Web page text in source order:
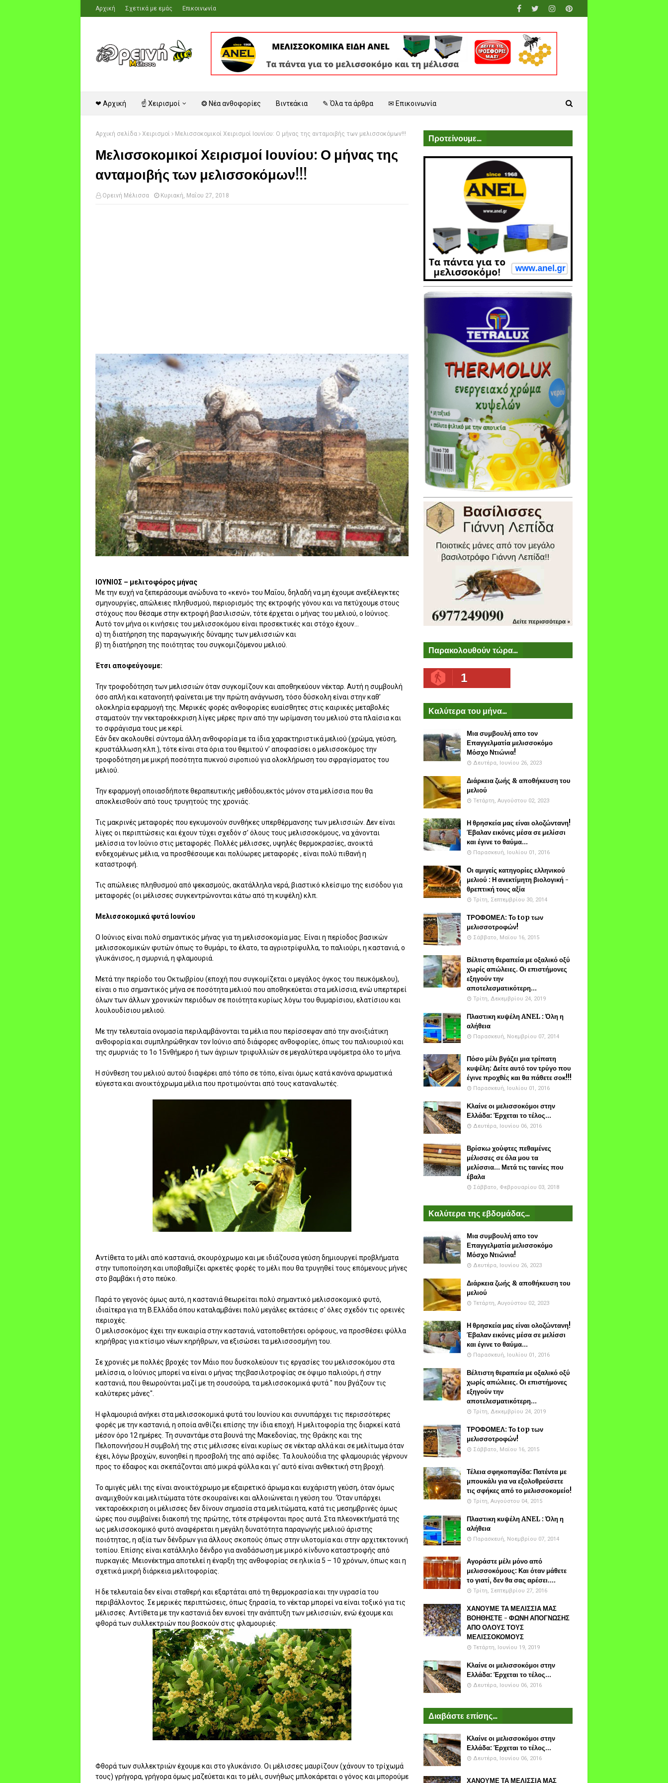
Αρχική Σχετικά με εμάς Επικοινωνία
❤ Αρχική ☝ Χειρισμοί ❂ Νέα ανθοφορίες Βιντεάκια ✎ Όλα τα άρθρα ✉ Επικοινωνία
Αρχική σελίδα Χειρισμοί Μελισσοκομικοί Χειρισμοί Ιουνίου: Ο μήνας της ανταμοιβής των μελισσοκόμων!!!
Μελισσοκομικοί Χειρισμοί Ιουνίου: Ο μήνας της
ανταμοιβής των μελισσοκόμων!!!
Ορεινή Μέλισσα Κυριακή, Μαΐου 27, 2018
ΙΟΥΝΙΟΣ – μελιτοφόρος μήνας
Με την ευχή να ξεπεράσουμε ανώδυνα το «κενό» του Μαΐου, δηλαδή να μη έχουμε ανεξέλεγκτες
σμηνουργίες, απώλειες πληθυσμού, περιορισμός της εκτροφής γόνου και να πετύχουμε στους
στόχους που θέσαμε στην εκτροφή βασιλισσών, τότε έρχεται ο μήνας του μελιού, ο Ιούνιος.
Αυτό τον μήνα οι κινήσεις του μελισσοκόμου είναι προσεκτικές και στόχο έχουν...
α) τη διατήρηση της παραγωγικής δύναμης των μελισσιών και
β) τη διατήρηση της ποιότητας του συγκομιζόμενου μελιού.
Έτσι αποφεύγουμε:
Την τροφοδότηση των μελισσιών όταν συγκομίζουν και αποθηκεύουν νέκταρ. Αυτή η συμβουλή
όσο απλή και κατανοητή φαίνεται με την πρώτη ανάγνωση, τόσο δύσκολη είναι στην καθ’
ολοκληρία εφαρμογή της. Μερικές φορές ανθοφορίες ευαίσθητες στις καιρικές μεταβολές
σταματούν την νεκταροέκκριση λίγες μέρες πριν από την ωρίμανση του μελιού στα πλαίσια και
το σφράγισμα τους με κερί.
Εάν δεν ακολουθεί σύντομα άλλη ανθοφορία με τα ίδια χαρακτηριστικά μελιού (χρώμα, γεύση,
κρυστάλλωση κλπ.), τότε είναι στα όρια του θεμιτού ν’ αποφασίσει ο μελισσοκόμος την
τροφοδότηση με μικρή ποσότητα πυκνού σιροπιού για ολοκλήρωση του σφραγίσματος του
μελιού.
Την εφαρμογή οποιασδήποτε θεραπευτικής μεθόδου,εκτός μόνον στα μελίσσια που θα
αποκλεισθούν από τους τρυγητούς της χρονιάς.
Τις μακρινές μεταφορές που εγκυμονούν συνθήκες υπερθέρμανσης των μελισσιών. Δεν είναι
λίγες οι περιπτώσεις και έχουν τύχει σχεδόν σ’ όλους τους μελισσοκόμους, να χάνονται
μελίσσια τον Ιούνιο στις μεταφορές. Πολλές μέλισσες, υψηλές θερμοκρασίες, ανοικτά
ενδεχομένως μέλια, να προσθέσουμε και πολύωρες μεταφορές , είναι πολύ πιθανή η
καταστροφή.
Τις απώλειες πληθυσμού από ψεκασμούς, ακατάλληλα νερά, βιαστικό κλείσιμο της εισόδου για
μεταφορές (οι μέλισσες συγκεντρώνονται κάτω από τη κυψέλη) κλπ.
Μελισσοκομικά φυτά Ιουνίου
Ο Ιούνιος είναι πολύ σημαντικός μήνας για τη μελισσοκομία μας. Είναι η περίοδος βασικών
μελισσοκομικών φυτών όπως το θυμάρι, το έλατο, τα αγριοτρίφυλλα, το παλιούρι, η καστανιά, ο
γλυκάνισος, η σμυρνιά, η φλαμουριά.
Μετά την περίοδο του Οκτωβρίου (εποχή που συγκομίζεται ο μεγάλος όγκος του πευκόμελου),
είναι ο πιο σημαντικός μήνα σε ποσότητα μελιού που αποθηκεύεται στα μελίσσια, ενώ υπερτερεί
όλων των άλλων χρονικών περιόδων σε ποιότητα κυρίως λόγω του θυμαρίσιου, ελατίσιου και
λουλουδίσιου μελιού.
Με την τελευταία ονομασία περιλαμβάνονται τα μέλια που περίσσεψαν από την ανοιξιάτικη
ανθοφορία και συμπληρώθηκαν τον Ιούνιο από διάφορες ανθοφορίες, όπως του παλιουριού και
της σμυρνιάς το 1ο 15νθήμερο ή των άγριων τριφυλλιών σε μεγαλύτερα υψόμετρα όλο το μήνα.
Η σύνθεση του μελιού αυτού διαφέρει από τόπο σε τόπο, είναι όμως κατά κανόνα αρωματικά
εύγεστα και ανοικτόχρωμα μέλια που προτιμούνται από τους καταναλωτές.
Αντίθετα το μέλι από καστανιά, σκουρόχρωμο και με ιδιάζουσα γεύση δημιουργεί προβλήματα
στην τυποποίηση και υποβαθμίζει αρκετές φορές το μέλι που θα τρυγηθεί τους επόμενους μήνες
στο βαμβάκι ή στο πεύκο.
Παρά το γεγονός όμως αυτό, η καστανιά θεωρείται πολύ σημαντικό μελισσοκομικό φυτό,
ιδιαίτερα για τη Β.Ελλάδα όπου καταλαμβάνει πολύ μεγάλες εκτάσεις σ' όλες σχεδόν τις ορεινές
περιοχές.
Ο μελισσοκόμος έχει την ευκαιρία στην καστανιά, νατοποθετήσει ορόφους, να προσθέσει φύλλα
κηρήθρας για κτίσιμο νέων κηρήθρων, να εξισώσει τα μελισσοσμήνη του.
Σε χρονιές με πολλές βροχές τον Μάιο που δυσκολεύουν τις εργασίες του μελισσοκόμου στα
μελίσσια, ο Ιούνιος μπορεί να είναι ο μήνας τηςβασιλοτροφίας σε όψιμο παλιούρι, ή στην
καστανιά, που θεωρούνται μαζί με τη σουσούρα, τα μελισσοκομικά φυτά " που βγάζουν τις
καλύτερες μάνες".
Η φλαμουριά ανήκει στα μελισσοκομικά φυτά του Ιουνίου και συνυπάρχει τις περισσότερες
φορές με την καστανιά, η οποία ανθίζει επίσης την ίδια εποχή. Η μελιτοφορία της διαρκεί κατά
μέσον όρο 12 ημέρες. Τη συναντάμε στα βουνά της Μακεδονίας, της Θράκης και της
Πελοποννήσου.Η συμβολή της στις μέλισσες είναι κυρίως σε νέκταρ αλλά και σε μελίτωμα όταν
έχει, λόγω βροχών, ευνοηθεί η προσβολή της από αφίδες. Τα λουλούδια της φλαμουριάς γέρνουν
προς το έδαφος και σκεπάζονται από μικρά φύλλα και γι’ αυτό είναι ανθεκτική στη βροχή.
Το αμιγές μέλι της είναι ανοικτόχρωμο με εξαιρετικό άρωμα και ευχάριστη γεύση, όταν όμως
αναμιχθούν και μελιτώματα τότε σκουραίνει και αλλοιώνεται η γεύση του. ‘Όταν υπάρχει
νεκταροέκκριση οι μέλισσες δεν δίνουν σημασία στα μελιτώματα, κατά τις μεσημβρινές όμως
ώρες που συμβαίνει διακοπή της πρώτης, τότε στρέφονται προς αυτά. Στα πλεονεκτήματά της
ως μελισσοκομικό φυτό αναφέρεται η μεγάλη δυνατότητα παραγωγής μελιού άριστης
ποιότητας, η αξία των δένδρων για άλλους σκοπούς όπως στην υλοτομία και στην αρχιτεκτονική
τοπίου. Επίσης είναι κατάλληλο δένδρο για αναδάσωση με μικρό κίνδυνο καταστροφής από
πυρκαγιές. Μειονέκτημα αποτελεί η έναρξη της ανθοφορίας σε ηλικία 5 – 10 χρόνων, όπως και η
σχετικά μικρή διάρκεια μελιτοφορίας.
Η δε τελευταία δεν είναι σταθερή και εξαρτάται από τη θερμοκρασία και την υγρασία του
περιβάλλοντος. Σε μερικές περιπτώσεις, όπως ξηρασία, το νέκταρ μπορεί να είναι τοξικό για τις
μέλισσες. Αντίθετα με την καστανιά δεν ευνοεί την ανάπτυξη των μελισσιών, ενώ έχουμε και
φθορά των συλλεκτριών που βοσκούν στις φλαμουριές.
Φθορά των συλλεκτριών έχουμε και στο γλυκάνισο. Οι μέλισσες μαυρίζουν (χάνουν το τρίχωμά
τους) γρήγορα, γρήγορα όμως μαζεύεται και το μέλι, συνήθως μπλοκάρεται ο γόνος και μπορούμε
Προτείνουμε...
Παρακολουθούν τώρα...
1
Καλύτερα του μήνα...
Μια συμβουλή απο τον
Επαγγελματία μελισσοκόμο
Μόσχο Ντιώνια!
Δευτέρα, Ιουνίου 26, 2023
Διάρκεια ζωής & αποθήκευση του
μελιού
Τετάρτη, Αυγούστου 02, 2023
Η θρησκεία μας είναι ολοζώντανη!
Έβαλαν εικόνες μέσα σε μελίσσι
και έγινε το θαύμα...
Παρασκευή, Ιουλίου 01, 2016
Οι αμιγείς κατηγορίες ελληνικού
μελιού : Η ανεκτίμητη βιολογική -
θρεπτική τους αξία
Τρίτη, Σεπτεμβρίου 30, 2014
ΤΡΟΦΟΜΕΛ: Το top των
μελισσοτροφών!
Σάββατο, Μαΐου 16, 2015
Βέλτιστη θεραπεία με οξαλικό οξύ
χωρίς απώλειες. Οι επιστήμονες
εξηγούν την
αποτελεσματικότερη...
Τρίτη, Δεκεμβρίου 24, 2019
Πλαστικη κυψέλη ANEL : Όλη η
αλήθεια
Παρασκευή, Νοεμβρίου 07, 2014
Πόσο μέλι βγάζει μια τρίπατη
κυψέλη: Δείτε αυτό τον τρύγο που
έγινε προχθές και θα πάθετε σοκ!!!
Παρασκευή, Ιουλίου 01, 2016
Κλαίνε οι μελισσοκόμοι στην
Ελλάδα: Έρχεται το τέλος...
Δευτέρα, Ιουνίου 06, 2016
Βρίσκω χούφτες πεθαμένες
μέλισσες σε όλα μου τα
μελίσσια... Μετά τις ταινίες που
έβαλα
Σάββατο, Φεβρουαρίου 03, 2018
Καλύτερα της εβδομάδας...
Μια συμβουλή απο τον
Επαγγελματία μελισσοκόμο
Μόσχο Ντιώνια!
Δευτέρα, Ιουνίου 26, 2023
Διάρκεια ζωής & αποθήκευση του
μελιού
Τετάρτη, Αυγούστου 02, 2023
Η θρησκεία μας είναι ολοζώντανη!
Έβαλαν εικόνες μέσα σε μελίσσι
και έγινε το θαύμα...
Παρασκευή, Ιουλίου 01, 2016
Βέλτιστη θεραπεία με οξαλικό οξύ
χωρίς απώλειες. Οι επιστήμονες
εξηγούν την
αποτελεσματικότερη...
Τρίτη, Δεκεμβρίου 24, 2019
ΤΡΟΦΟΜΕΛ: Το top των
μελισσοτροφών!
Σάββατο, Μαΐου 16, 2015
Τέλεια σφηκοπαγίδα: Πατέντα με
μπουκάλι για να εξολοθρεύσετε
τις σφήκες από το μελισσοκομείο!
Τρίτη, Αυγούστου 04, 2015
Πλαστικη κυψέλη ANEL : Όλη η
αλήθεια
Παρασκευή, Νοεμβρίου 07, 2014
Αγοράστε μέλι μόνο από
μελισσοκόμους: Και όταν μάθετε
το γιατί, δεν θα σας αρέσει....
Τρίτη, Σεπτεμβρίου 27, 2016
ΧΑΝΟΥΜΕ ΤΑ ΜΕΛΙΣΣΙΑ ΜΑΣ
ΒΟΗΘΗΣΤΕ - ΦΩΝΗ ΑΠΟΓΝΩΣΗΣ
ΑΠΟ ΟΛΟΥΣ ΤΟΥΣ
ΜΕΛΙΣΣΟΚΟΜΟΥΣ
Τετάρτη, Ιουνίου 19, 2019
Κλαίνε οι μελισσοκόμοι στην
Ελλάδα: Έρχεται το τέλος...
Δευτέρα, Ιουνίου 06, 2016
Διαβάστε επίσης...
Κλαίνε οι μελισσοκόμοι στην
Ελλάδα: Έρχεται το τέλος...
Δευτέρα, Ιουνίου 06, 2016
ΧΑΝΟΥΜΕ ΤΑ ΜΕΛΙΣΣΙΑ ΜΑΣ